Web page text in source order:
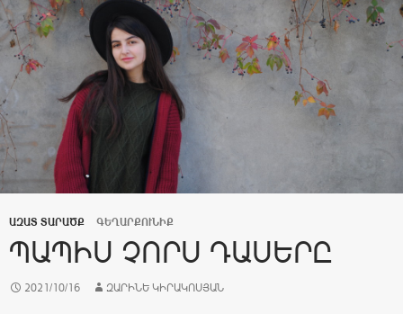
ԱԶԱՏ ՏԱՐԱԾՔ ԳԵՂԱՐՔՈՒՆԻՔ
ՊԱՊԻՍ ՉՈՐՍ ԴԱՍԵՐԸ
2021/10/16 ԶԱՐԻՆԵ ԿԻՐԱԿՈՍՅԱՆ